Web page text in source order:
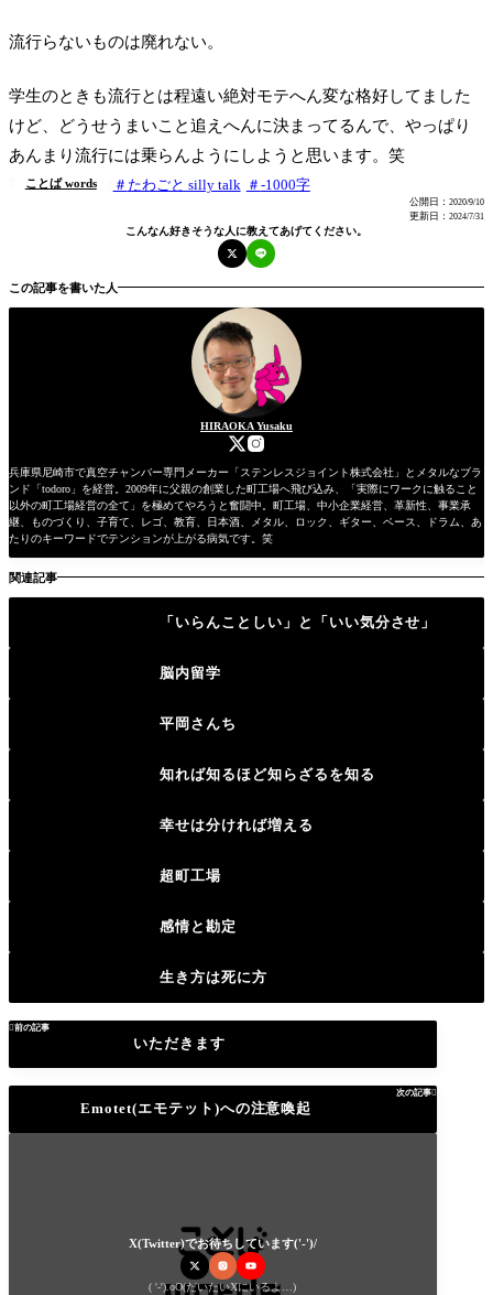
流行らないものは廃れない。
学生のときも流行とは程遠い絶対モテへん変な格好してました
けど、どうせうまいこと追えへんに決まってるんで、やっぱり
あんまり流行には乗らんようにしようと思います。笑
ことば words たわごと silly talk -1000字
公開日： 2020/9/10
更新日： 2024/7/31
こんなん好きそうな人に教えてあげてください。
この記事を書いた人
HIRAOKA Yusaku
兵庫県尼崎市で真空チャンバー専門メーカー「ステンレスジョイント株式会社」とメタルなブラ
ンド「todoro」を経営。2009年に父親の創業した町工場へ飛び込み、「実際にワークに触ること
以外の町工場経営の全て」を極めてやろうと奮闘中。町工場、中小企業経営、革新性、事業承
継、ものづくり、子育て、レゴ、教育、日本酒、メタル、ロック、ギター、ベース、ドラム、あ
たりのキーワードでテンションが上がる病気です。笑
関連記事
「いらんことしい」と「いい気分させ」
脳内留学
平岡さんち
知れば知るほど知らざるを知る
幸せは分ければ増える
超町工場
感情と勘定
生き方は死に方
前の記事
いただきます
次の記事
Emotet(エモテット)への注意喚起
X(Twitter)でお待ちしています('-')/
( '-').oO(だいたいXにいるよ…)